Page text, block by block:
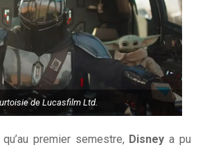
de Lucasfilm Ltd.
premier semestre, Disney a pu